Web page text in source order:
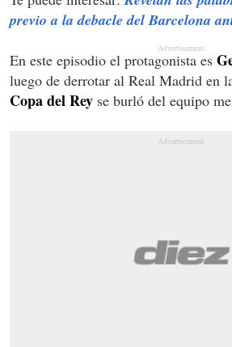
previo a la debacle del Barcelona
En este episodio el protagonista es
luego de derrotar al Real Madrid en
Copa del Rey se burló del equipo